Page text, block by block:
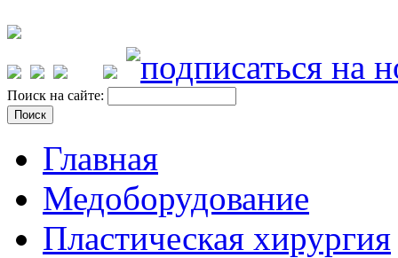
Поиск на сайте:
Главная
Медоборудование
Пластическая хирургия